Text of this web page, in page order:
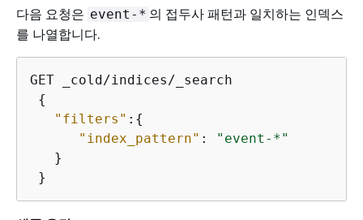
다음 요청은 event-* 의 접두사 패턴과 일치하는 인덱스
를 나열합니다.
GET _cold/indices/_search
{
"filters" : {
"index_pattern" :
"event-*"
   }
}